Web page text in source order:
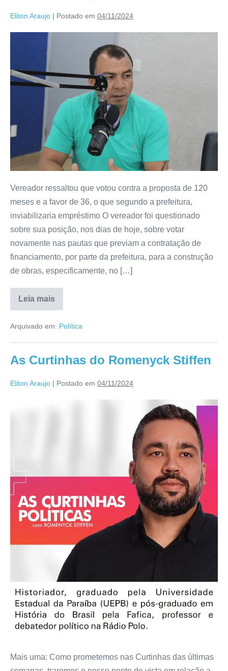
Eliton Araujo | Postado em 04/11/2024
Vereador ressaltou que votou contra a proposta de 120
meses e a favor de 36, o que segundo a prefeitura,
inviabilizaria empréstimo O vereador foi questionado
sobre sua posição, nos dias de hoje, sobre votar
novamente nas pautas que previam a contratação de
financiamento, por parte da prefeitura, para a construção
de obras, especificamente, no […]
Leia mais
Arquivado em: Política
As Curtinhas do Romenyck Stiffen
Eliton Araujo | Postado em 04/11/2024
Mais uma: Como prometemos nas Curtinhas das últimas